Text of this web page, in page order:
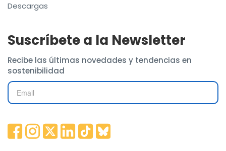
Descargas
Suscríbete a la Newsletter
Recibe las últimas novedades y tendencias en
sostenibilidad